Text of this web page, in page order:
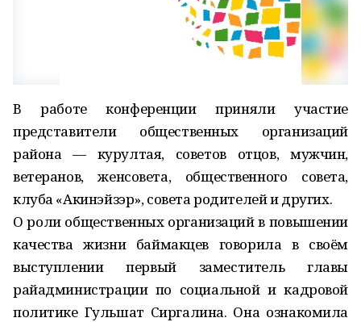
В работе конференции приняли участие
представители общественных организаций
района — курултая, советов отцов, мужчин,
ветеранов, женсовета, общественного совета,
клуба «Акинэйзэр», совета родителей и других.
О роли общественных организаций в повышении
качества жизни баймакцев говорила в своём
выступлении первый заместитель главы
райадминистрации по социальной и кадровой
политике Гульшат Сиргалина. Она ознакомила